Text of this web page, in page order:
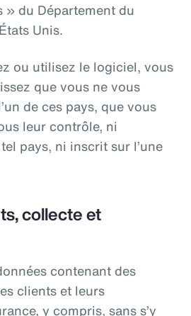
» du Département du
Unis.
ou utilisez le logiciel, vous
que vous ne vous
de ces pays, que vous
leur contrôle, ni
pays, ni inscrit sur l’une
collecte et
contenant des
clients et leurs
y compris, sans s’y